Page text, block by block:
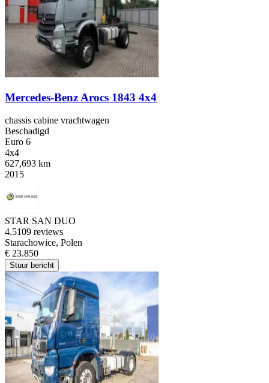
Mercedes-Benz Arocs 1843 4x4
chassis cabine vrachtwagen
Beschadigd
Euro 6
4x4
627,693 km
2015
STAR SAN DUO
4.5109 reviews
Starachowice, Polen
€ 23.850
Stuur bericht